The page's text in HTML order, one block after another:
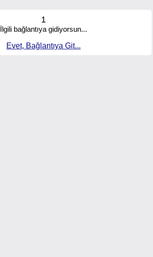
1
İlgili bağlantıya gidiyorsun...
Evet, Bağlantıya Git...